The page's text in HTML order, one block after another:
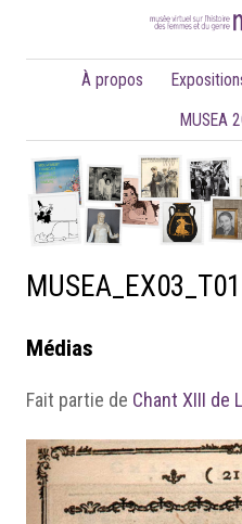
À propos
MUSEA
Médias
Fait partie de Chant XIII de